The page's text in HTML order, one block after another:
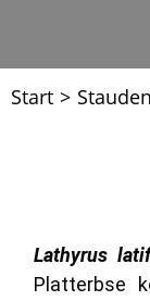
Start >
Lathyrus
Platterbse